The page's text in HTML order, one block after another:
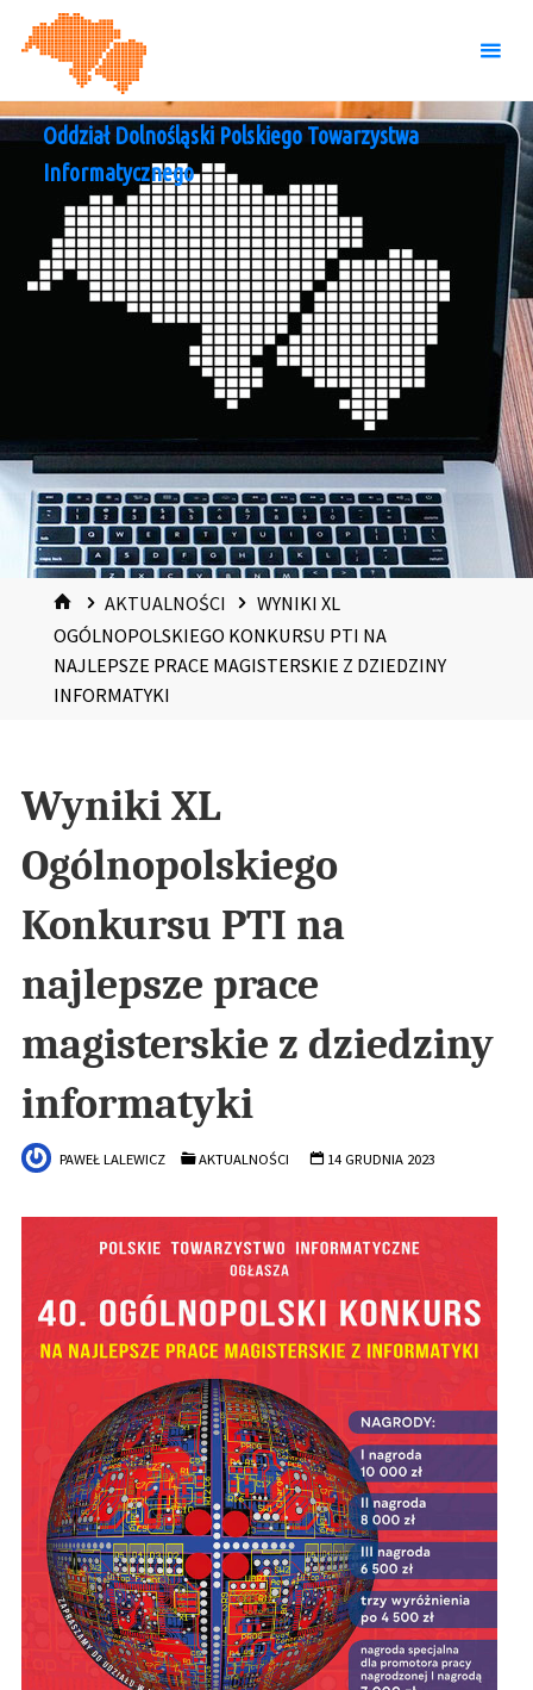
Oddział Dolnośląski Polskiego Towarzystwa
Informatycznego
HOME
AKTUALNOŚCI
WYNIKI XL
OGÓLNOPOLSKIEGO KONKURSU PTI NA
NAJLEPSZE PRACE MAGISTERSKIE Z DZIEDZINY
INFORMATYKI
Wyniki XL
Ogólnopolskiego
Konkursu PTI na
najlepsze prace
magisterskie z dziedziny
informatyki
PAWEŁ LALEWICZ AKTUALNOŚCI 14 GRUDNIA 2023